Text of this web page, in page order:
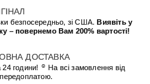
безпосередньо, зі США. Виявіть у
– повернемо Вам 200% вартості!
ДОСТАВКА
24 години! ☺ На всі замовлення від